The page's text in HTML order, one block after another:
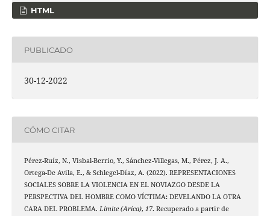
HTML
PUBLICADO
30-12-2022
CÓMO CITAR
Pérez-Ruíz, N., Visbal-Berrio, Y., Sánchez-Villegas, M., Pérez, J. A.,
Ortega-De Avila, E., & Schlegel-Díaz, A. (2022). REPRESENTACIONES
SOCIALES SOBRE LA VIOLENCIA EN EL NOVIAZGO DESDE LA
PERSPECTIVA DEL HOMBRE COMO VÍCTIMA: DEVELANDO LA OTRA
CARA DEL PROBLEMA. Límite (Arica), 17. Recuperado a partir de